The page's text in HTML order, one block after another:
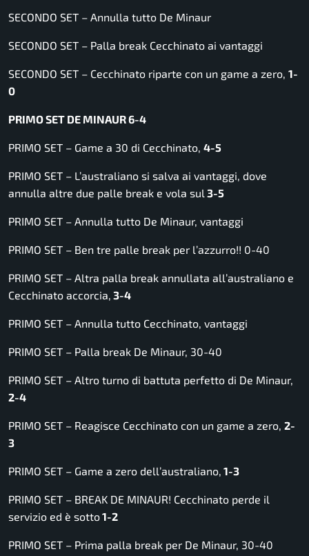
SECONDO SET – Annulla tutto De Minaur
SECONDO SET – Palla break Cecchinato ai vantaggi
SECONDO SET – Cecchinato riparte con un game a zero, 1-
0
PRIMO SET DE MINAUR 6-4
PRIMO SET – Game a 30 di Cecchinato, 4-5
PRIMO SET – L’australiano si salva ai vantaggi, dove
annulla altre due palle break e vola sul 3-5
PRIMO SET – Annulla tutto De Minaur, vantaggi
PRIMO SET – Ben tre palle break per l’azzurro!! 0-40
PRIMO SET – Altra palla break annullata all’australiano e
Cecchinato accorcia, 3-4
PRIMO SET – Annulla tutto Cecchinato, vantaggi
PRIMO SET – Palla break De Minaur, 30-40
PRIMO SET – Altro turno di battuta perfetto di De Minaur,
2-4
PRIMO SET – Reagisce Cecchinato con un game a zero, 2-
3
PRIMO SET – Game a zero dell’australiano, 1-3
PRIMO SET – BREAK DE MINAUR! Cecchinato perde il
servizio ed è sotto1-2
PRIMO SET – Prima palla break per De Minaur, 30-40